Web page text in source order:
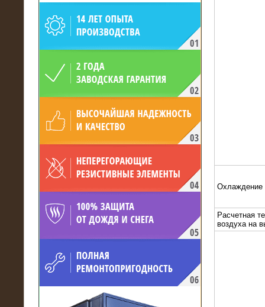
произведён высоковольтный
нагрузочный комплекс 24 МВт с
напряжением 6/10 кВ
15.04.2017
Нагрузочный комплекс 16 МВт с
Охлаждение
Расчетная
воздуха на